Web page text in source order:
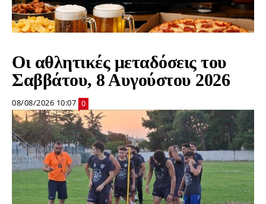
Οι αθλητικές μεταδόσεις του
Σαββάτου, 8 Αυγούστου 2026
08/08/2026 10:07 0